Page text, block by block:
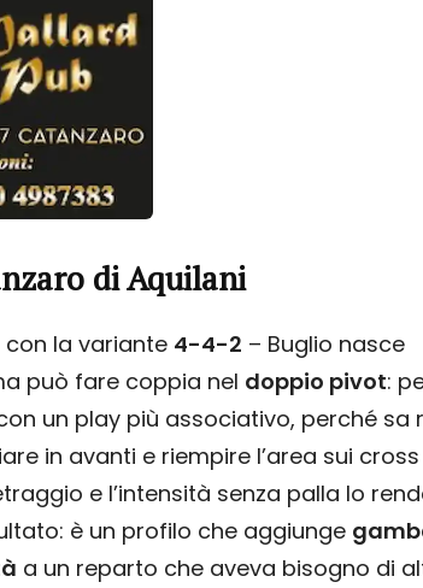
di Aquilani
con la variante 4-4-2 – Buglio nasce
può fare coppia nel doppio pivot:
un play più associativo, perché sa
in avanti e riempire l’area sui
e l’intensità senza palla lo
è un profilo che aggiunge
a un reparto che aveva bisogno di